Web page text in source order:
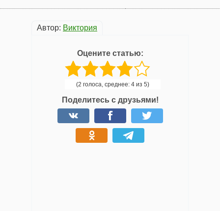
Автор: Виктория
Оцените статью:
(2 голоса, среднее: 4 из 5)
Поделитесь с друзьями!